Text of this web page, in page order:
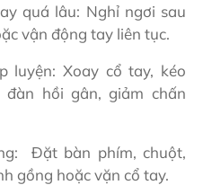
quá lâu: Nghỉ ngơi sau
vận động tay liên tục.
luyện: Xoay cổ tay, kéo
hồi gân, giảm chấn
Đặt bàn phím, chuột,
gồng hoặc vặn cổ tay.